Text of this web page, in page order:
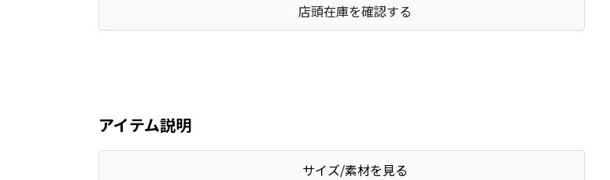
店頭在庫を確認する
アイテム説明
サイズ/素材を見る